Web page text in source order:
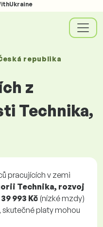
republika
z
Technika,
pracujících v zemi
Technika, rozvoj
39 993 Kč (nízké mzdy)
skutečné platy mohou